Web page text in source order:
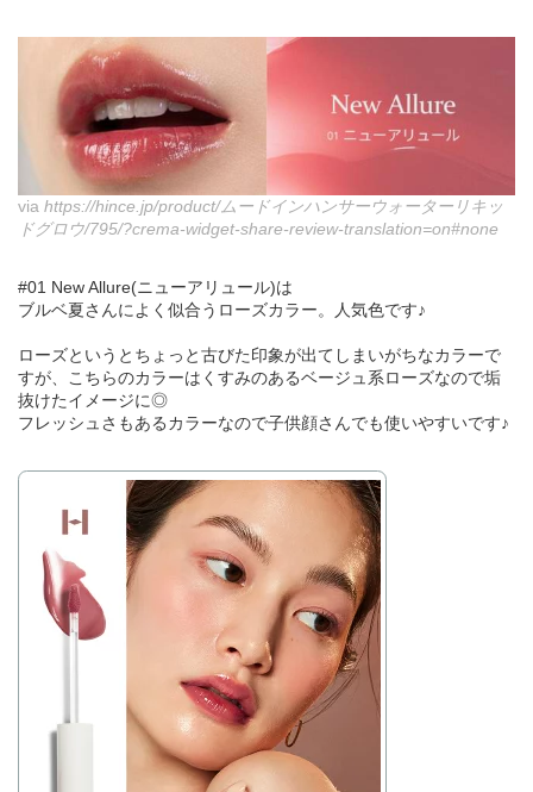
via https://hince.jp/product/ムードインハンサーウォーターリキッ
ドグロウ/795/?crema-widget-share-review-translation=on#none
#01 New Allure(ニューアリュール)は
ブルベ夏さんによく似合うローズカラー。人気色です♪
ローズというとちょっと古びた印象が出てしまいがちなカラーで
すが、こちらのカラーはくすみのあるベージュ系ローズなので垢
抜けたイメージに◎
フレッシュさもあるカラーなので子供顔さんでも使いやすいです♪